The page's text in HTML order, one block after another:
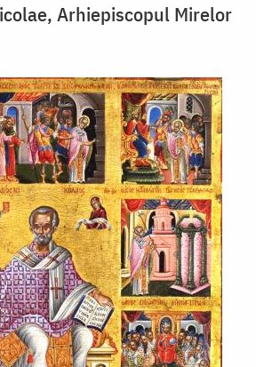
Arhiepiscopul Mirelor